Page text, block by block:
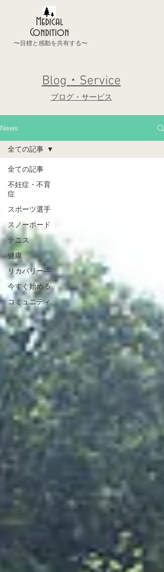
Medical
Condition
〜目標と感動を共有する〜
Blog・Service
ブログ・サービス
News
全ての記事
不妊症・不育
症
スポーツ選手
スノーボード
テニス
健康
リカバリー―
今すぐ始める
コミュニティ
全ての記事